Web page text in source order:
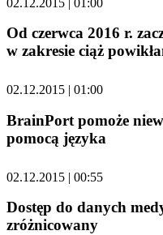
Od czerwca 2016 r.
w zakresie ciąż
02.12.2015 | 01:00
BrainPort pomoże
pomocą języka
02.12.2015 | 00:55
Dostęp do danych
zróżnicowany